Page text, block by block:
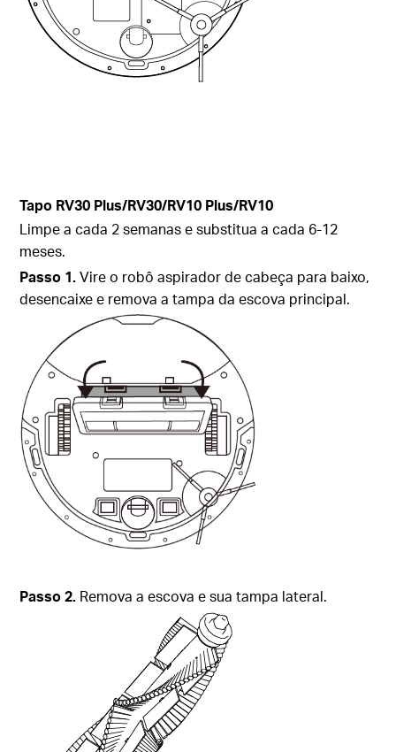
Tapo RV30 Plus/RV30/RV10 Plus/RV10
Limpe a cada 2 semanas e substitua a cada 6-12
meses.
Passo 1.Vire o robô aspirador de cabeça para baixo,
desencaixe e remova a tampa da escova principal.
Passo 2. Remova a escova e sua tampa lateral.